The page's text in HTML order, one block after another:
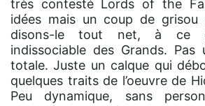
très contesté Lords of the
idées mais un coup de grisou
disons-le tout net, à ce
indissociable des Grands. Pas
totale. Juste un calque qui
quelques traits de l’oeuvre de
Peu dynamique, sans